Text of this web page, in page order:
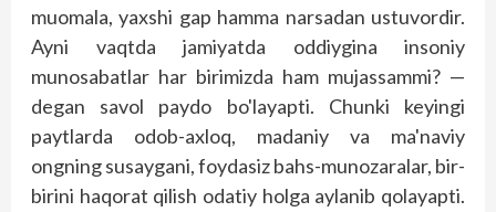
muomala, yaxshi gap hamma narsadan ustuvordir.
Ayni vaqtda jamiyatda oddiygina insoniy
munosabatlar har birimizda ham mujassammi? —
degan savol paydo bo'layapti. Chunki keyingi
paytlarda odob-axloq, madaniy va ma'naviy
ongning susaygani, foydasiz bahs-munozaralar, bir-
birini haqorat qilish odatiy holga aylanib qolayapti.